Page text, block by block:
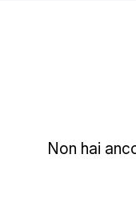
Non hai